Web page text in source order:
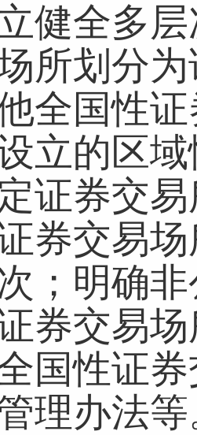
健全多
所划分
全国性
立的区
证券交
券交易
；明确
券交易
国性证
理办法